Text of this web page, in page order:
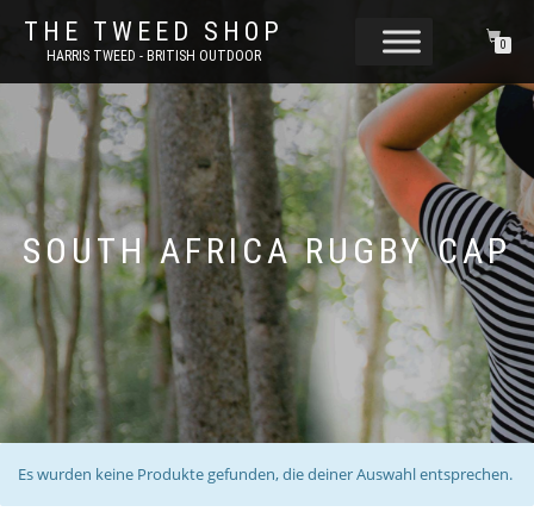
THE TWEED SHOP
HARRIS TWEED - BRITISH OUTDOOR
0
SOUTH AFRICA RUGBY CAP
Es wurden keine Produkte gefunden, die deiner Auswahl entsprechen.